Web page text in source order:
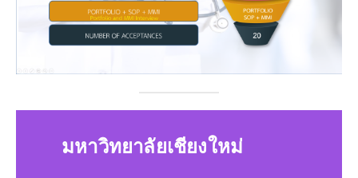
มหาวิทยาลัยเชียงใหม่